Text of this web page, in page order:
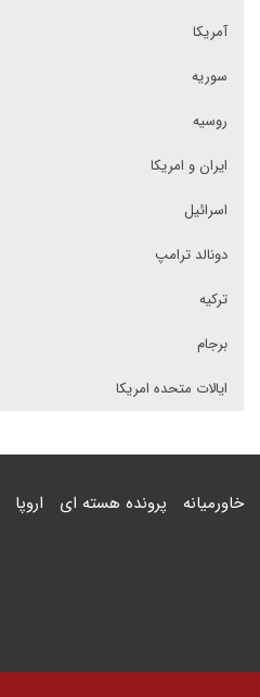
آمریکا
سوریه
روسیه
ایران و امریکا
اسرائیل
دونالد ترامپ
ترکیه
برجام
ایالات متحده امریکا
خاورمیانه پرونده هسته ای اروپا